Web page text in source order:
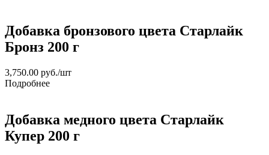
Добавка бронзового цвета Старлайк
Бронз 200 г
3,750.00 руб./шт
Подробнее
Добавка медного цвета Старлайк
Купер 200 г